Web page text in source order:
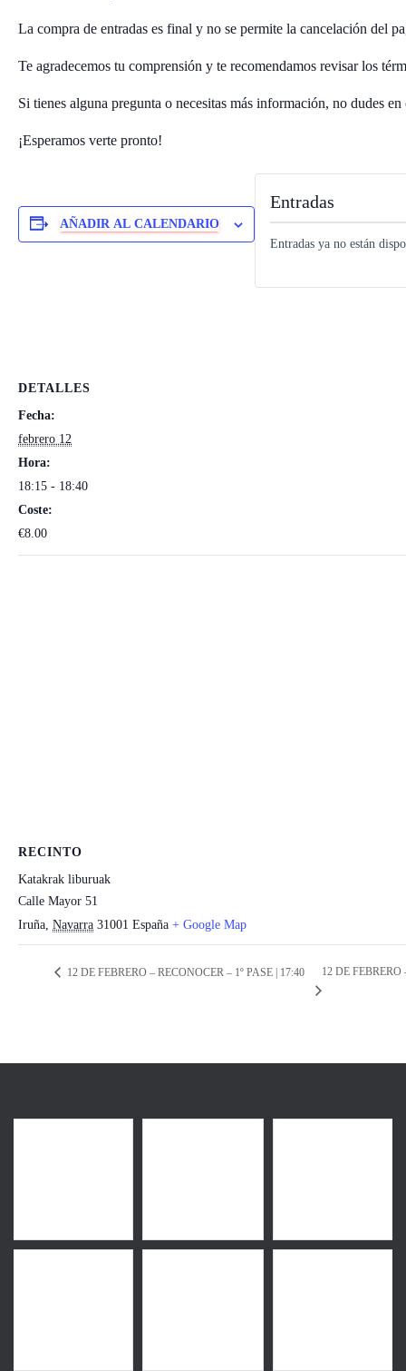
La compra de entradas es final y no se permite la cancelación del
Te agradecemos tu comprensión y te recomendamos revisar los
Si tienes alguna pregunta o necesitas más información, no dudes en
¡Esperamos verte pronto!
AÑADIR AL CALENDARIO
DETALLES
Fecha:
febrero 12
Hora:
18:15 - 18:40
Coste:
€8.00
RECINTO
Katakrak liburuak
Calle Mayor 51
Iruña, Navarra 31001 España + Google Map
Entradas
Entradas ya no están
12 DE FEBRERO – RECONOCER – 1º PASE | 17:40 12 DE